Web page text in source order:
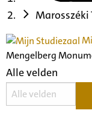
Marosszéki
Mengelberg
Alle velden